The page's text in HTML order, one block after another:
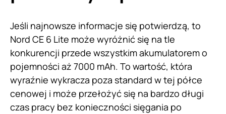
Jeśli najnowsze informacje się potwierdzą, to
Nord CE 6 Lite może wyróżnić się na tle
konkurencji przede wszystkim akumulatorem o
pojemności aż 7000 mAh. To wartość, która
wyraźnie wykracza poza standard w tej półce
cenowej i może przełożyć się na bardzo długi
czas pracy bez konieczności sięgania po